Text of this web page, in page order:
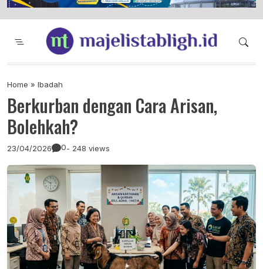
Majelis Tabligh Muhammadiyah
Syiar Dakwah Islam Berkemajuan dan
Home » Ibadah
Berkurban dengan Cara Arisan,
Bolehkah?
23/04/2026 0- 248 views